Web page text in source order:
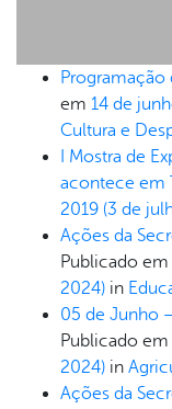
Programação
em 14 de
Cultura e
I Mostra de
acontece em
2019 (3 de
Ações da
Publicado em
2024) in
05 de Junho
Publicado em
2024) in
Ações da